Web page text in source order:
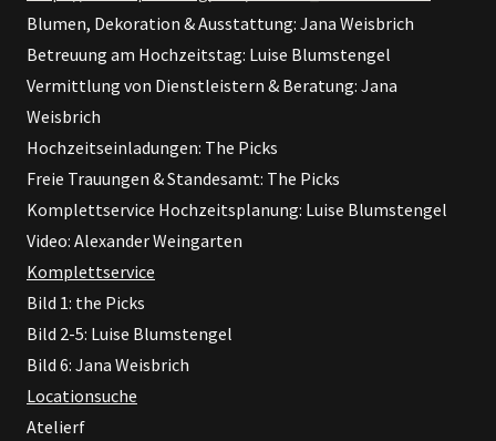
Blumen, Dekoration & Ausstattung: Jana Weisbrich
Betreuung am Hochzeitstag: Luise Blumstengel
Vermittlung von Dienstleistern & Beratung: Jana
Weisbrich
Hochzeitseinladungen: The Picks
Freie Trauungen & Standesamt: The Picks
Komplettservice Hochzeitsplanung: Luise Blumstengel
Video: Alexander Weingarten
Komplettservice
Bild 1: the Picks
Bild 2-5: Luise Blumstengel
Bild 6: Jana Weisbrich
Locationsuche
Atelierf